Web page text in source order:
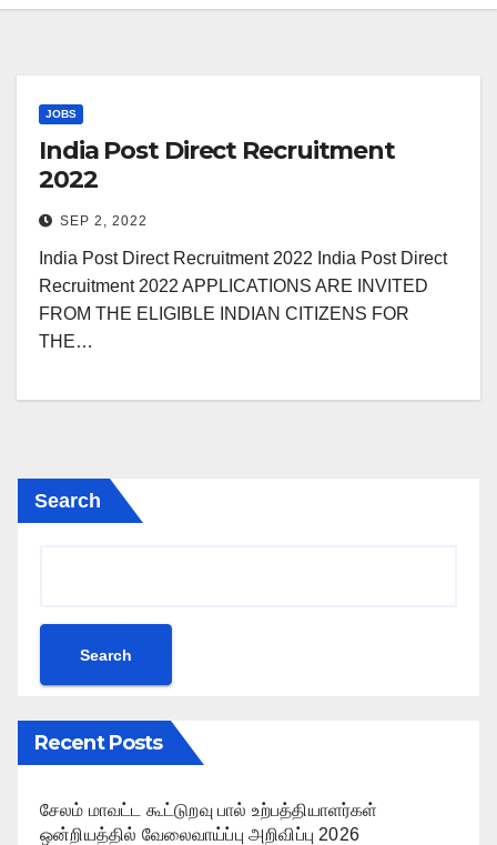
JOBS
India Post Direct Recruitment
2022
SEP 2, 2022
India Post Direct Recruitment 2022 India Post Direct
Recruitment 2022 APPLICATIONS ARE INVITED
FROM THE ELIGIBLE INDIAN CITIZENS FOR
THE…
Search
Search
Recent Posts
சேலம் மாவட்ட கூட்டுறவு பால் உற்பத்தியாளர்கள்
ஒன்றியத்தில் வேலைவாய்ப்பு அறிவிப்பு 2026